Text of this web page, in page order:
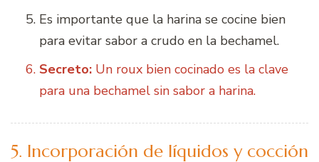
Es importante que la harina se cocine bien
para evitar sabor a crudo en la bechamel.
Secreto: Un roux bien cocinado es la clave
para una bechamel sin sabor a harina.
5. Incorporación de líquidos y cocción